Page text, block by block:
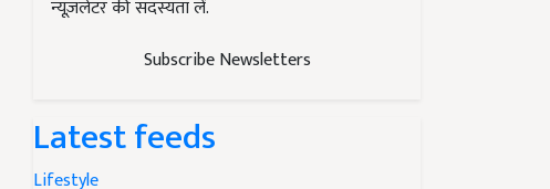
न्यूज़लेटर की सदस्यता लें.
Subscribe Newsletters
Latest feeds
Lifestyle